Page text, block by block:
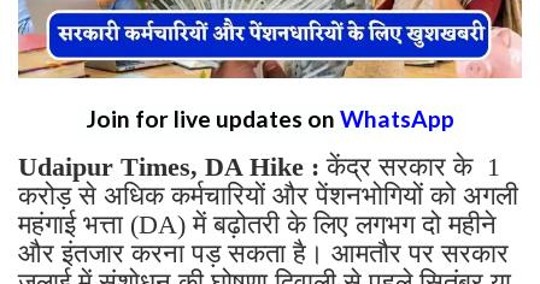
Join for live updates on WhatsApp
Udaipur Times, DA Hike :केंद्र सरकार के 1
करोड़ से अधिक कर्मचारियों और पेंशनभोगियों को अगली
महंगाई भत्ता (DA) में बढ़ोतरी के लिए लगभग दो महीने
और इंतजार करना पड़ सकता है। आमतौर पर सरकार